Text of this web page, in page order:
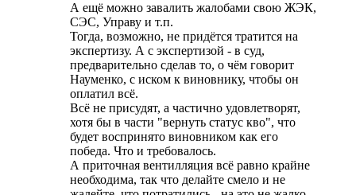
А ещё можно завалить жалобами свою ЖЭК,
СЭС, Управу и т.п.
Тогда, возможно, не придётся тратится на
экспертизу. А с экспертизой - в суд,
предварительно сделав то, о чём говорит
Науменко, с иском к виновнику, чтобы он
оплатил всё.
Всё не присудят, а частично удовлетворят,
хотя бы в части "вернуть статус кво", что
будет воспринято виновником как его
победа. Что и требовалось.
А приточная вентилляция всё равно крайне
необходима, так что делайте смело и не